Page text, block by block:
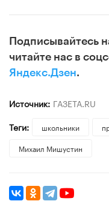
Подписывайтесь
читайте нас в
Яндекс.Дзен.
Источник: ГАЗЕТА.RU
Теги:
школьники
Михаил Мишустин